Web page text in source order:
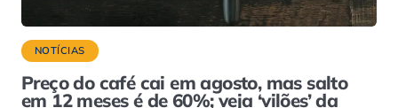
NOTÍCIAS
Preço do café cai em agosto, mas salto
em 12 meses é de 60%; veja ‘vilões’ da